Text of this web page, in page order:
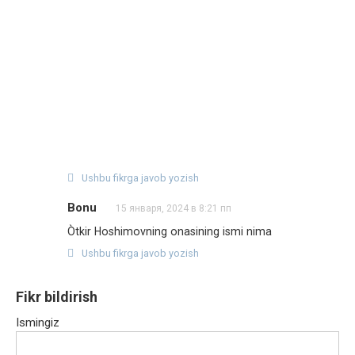
Ushbu fikrga javob yozish
Bonu 15 января, 2024 в 8:21 пп
Òtkir Hoshimovning onasining ismi nima
Ushbu fikrga javob yozish
Fikr bildirish
Ismingiz